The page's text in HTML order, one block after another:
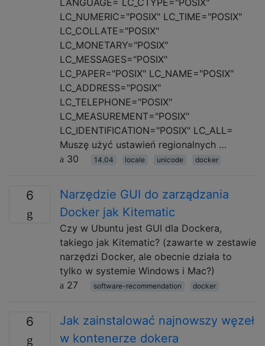
LC_NUMERIC="POSIX" LC_TIME="POSIX"
LC_COLLATE="POSIX"
LC_MONETARY="POSIX"
LC_MESSAGES="POSIX"
LC_PAPER="POSIX" LC_NAME="POSIX"
LC_ADDRESS="POSIX"
LC_TELEPHONE="POSIX"
LC_MEASUREMENT="POSIX"
LC_IDENTIFICATION="POSIX" LC_ALL=
Muszę użyć ustawień regionalnych …
30
14.04 locale unicode docker
6
Narzędzie GUI do zarządzania
Docker jak Kitematic
Czy w Ubuntu jest GUI dla Dockera,
takiego jak Kitematic? (zawarte w zestawie
narzędzi Docker, ale obecnie działa to
tylko w systemie Windows i Mac?)
27
software-recommendation docker
6
Jak zainstalować najnowszy węzeł
w kontenerze dokera